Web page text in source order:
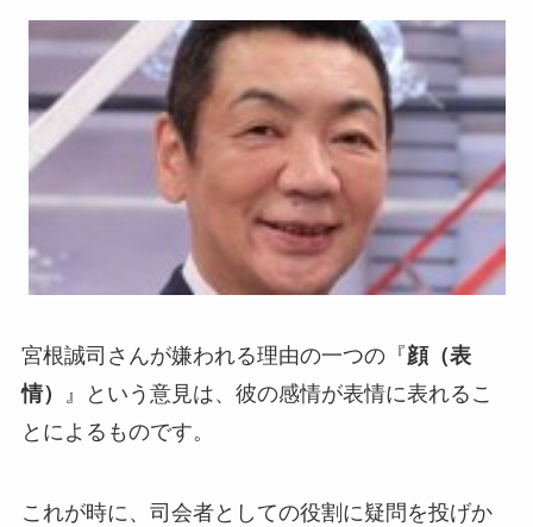
宮根誠司さんが嫌われる理由の一つの『顔（表
情）
』という意見は、彼の感情が表情に表れるこ
とによるものです。
これが時に、司会者としての役割に疑問を投げか